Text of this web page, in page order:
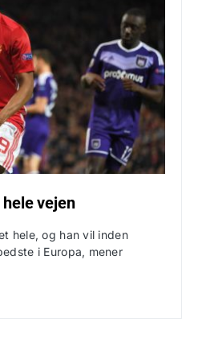
vejen
hele, og han vil inden
i Europa, mener